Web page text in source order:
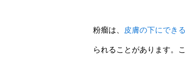
粉瘤は、 皮膚の下にでき
られることがあります。